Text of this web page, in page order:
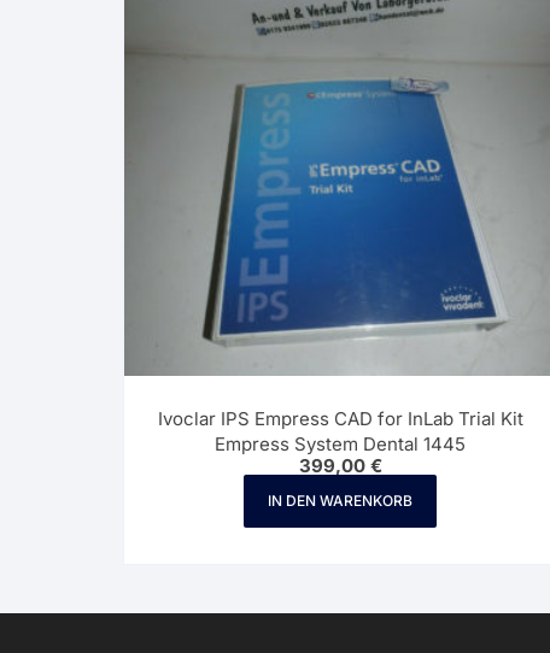
Ivoclar IPS Empress CAD for InLab Trial Kit
Empress System Dental 1445
399,00 €
IN DEN WARENKORB